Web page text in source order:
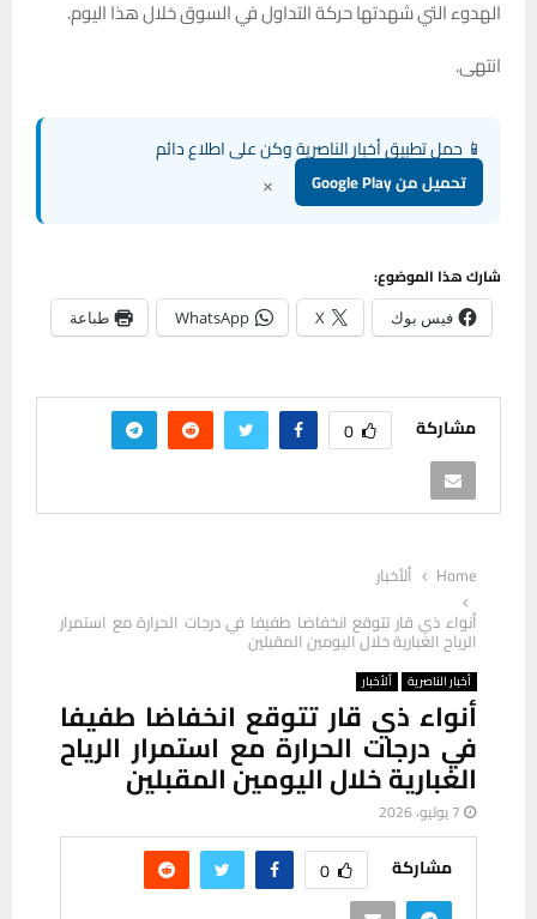
الهدوء التي شهدتها حركة التداول في السوق خلال هذا اليوم.
انتهى.
📱 حمل تطبيق أخبار الناصرية وكن على اطلاع دائم
تحميل من Google Play ×
شارك هذا الموضوع:
فيس بوك X
WhatsApp طباعة
مشاركة 0
Home
ألأخبار
أنواء ذي قار تتوقع انخفاضا طفيفا في درجات الحرارة مع استمرار
الرياح الغبارية خلال اليومين المقبلين
أخبار الناصرية ألأخبار
أنواء ذي قار تتوقع انخفاضا طفيفا
في درجات الحرارة مع استمرار الرياح
الغبارية خلال اليومين المقبلين
7 يوليو، 2026
مشاركة 0